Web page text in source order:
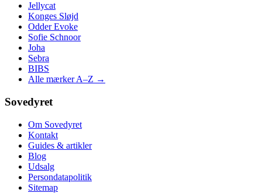
Jellycat
Konges Sløjd
Odder Evoke
Sofie Schnoor
Joha
Sebra
BIBS
Alle mærker A–Z →
Sovedyret
Om Sovedyret
Kontakt
Guides & artikler
Blog
Udsalg
Persondatapolitik
Sitemap